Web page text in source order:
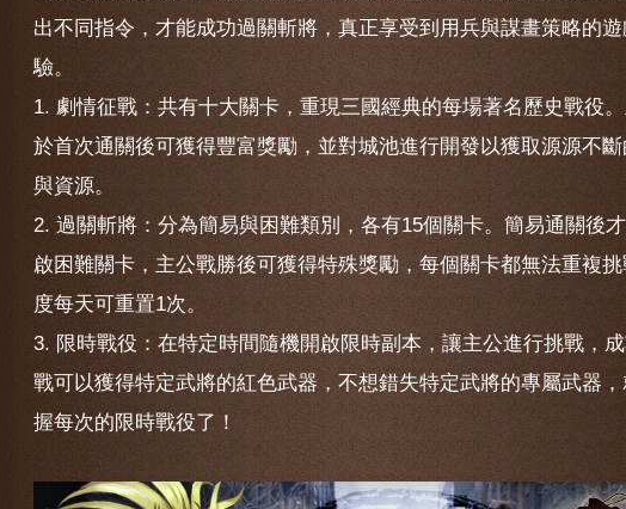
出不同指令，才能成功過關斬將，真正享受到用兵與謀畫策略的
驗。
1. 劇情征戰：共有十大關卡，重現三國經典的每場著名歷史戰役
於首次通關後可獲得豐富獎勵，並對城池進行開發以獲取源源不
與資源。
2. 過關斬將：分為簡易與困難類別，各有15個關卡。簡易通關後
啟困難關卡，主公戰勝後可獲得特殊獎勵，每個關卡都無法重複
度每天可重置1次。
3. 限時戰役：在特定時間隨機開啟限時副本，讓主公進行挑戰，
戰可以獲得特定武將的紅色武器，不想錯失特定武將的專屬武器
握每次的限時戰役了！